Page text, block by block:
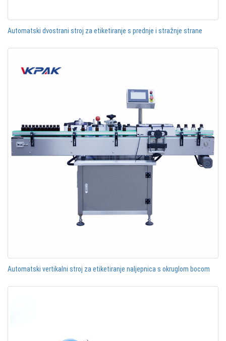
Automatski dvostrani stroj za etiketiranje s prednje i stražnje strane
Automatski vertikalni stroj za etiketiranje naljepnica s okruglom bocom